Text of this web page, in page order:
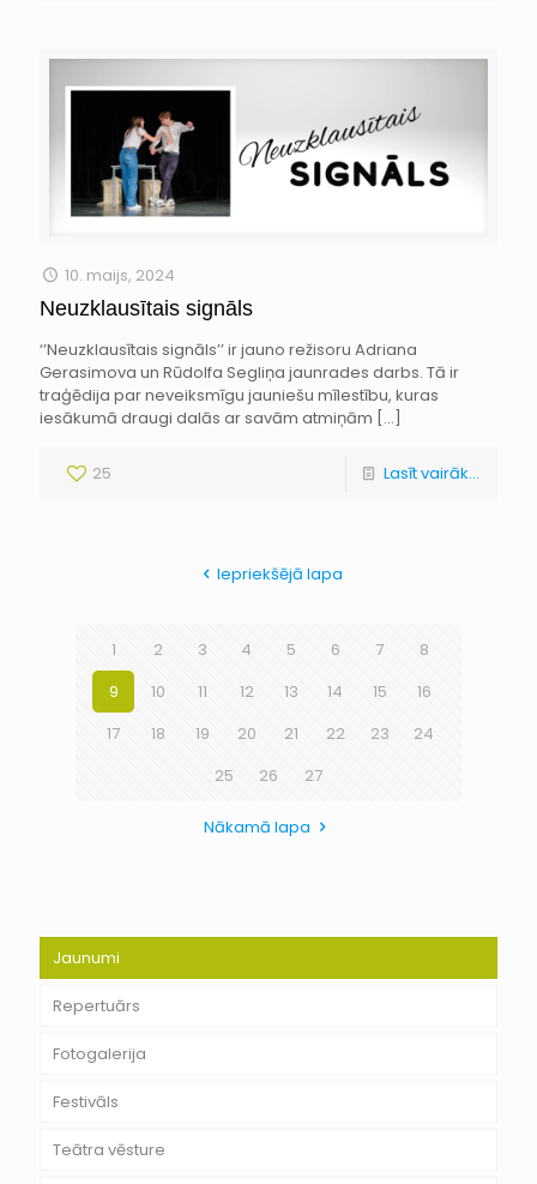
10. maijs, 2024
Neuzklausītais signāls
‘’Neuzklausītais signāls’’ ir jauno režisoru Adriana
Gerasimova un Rūdolfa Segliņa jaunrades darbs. Tā ir
traģēdija par neveiksmīgu jauniešu mīlestību, kuras
iesākumā draugi dalās ar savām atmiņām […]
25 Lasīt vairāk...
Iepriekšējā lapa
1 2 3 4 5 6 7
8
9
10 11 12 13 14 15
16
17
18 19 20 21 22 23
24
25
26 27
Nākamā lapa
Jaunumi
Repertuārs
Fotogalerija
Festivāls
Teātra vēsture